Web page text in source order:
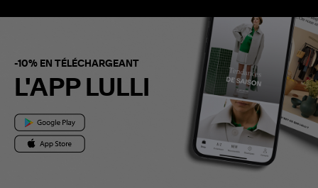
-10% EN TÉLÉCHARGEANT
L'APP LULLI